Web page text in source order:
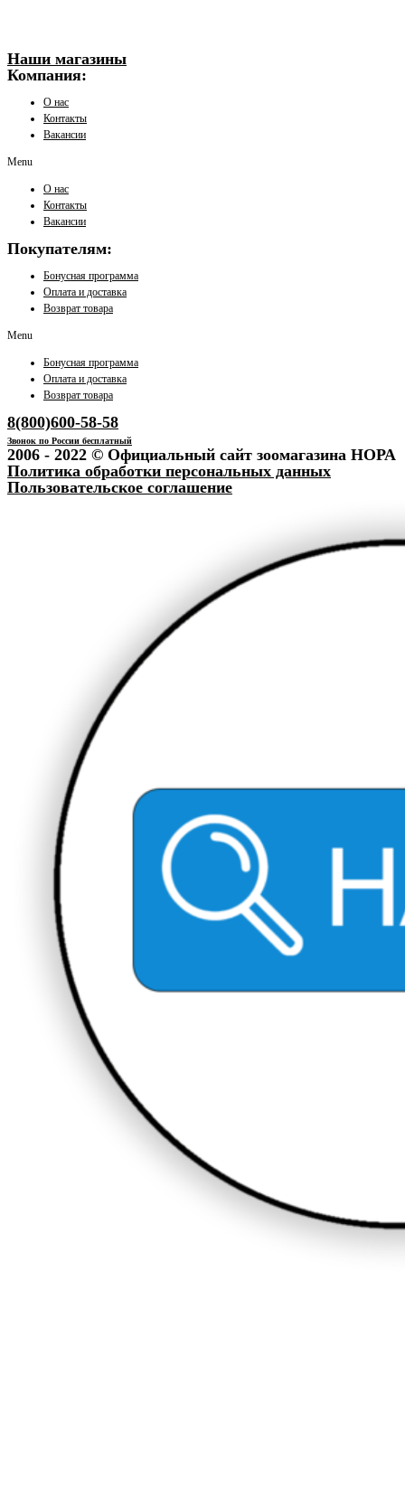
Наши магазины
Компания:
О нас
Контакты
Вакансии
Menu
О нас
Контакты
Вакансии
Покупателям:
Бонусная программа
Оплата и доставка
Возврат товара
Menu
Бонусная программа
Оплата и доставка
Возврат товара
8(800)600-58-58
Звонок по России бесплатный
2006 - 2022 © Официальный сайт зоомагазина НОРА
Политика обработки персональных данных
Пользовательское соглашение